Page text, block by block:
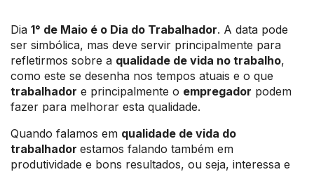
Dia 1° de Maio é o Dia do Trabalhador. A data pode
ser simbólica, mas deve servir principalmente para
refletirmos sobre a qualidade de vida no trabalho,
como este se desenha nos tempos atuais e o que
trabalhador e principalmente o empregador podem
fazer para melhorar esta qualidade.
Quando falamos em qualidade de vida do
trabalhador estamos falando também em
produtividade e bons resultados, ou seja, interessa e